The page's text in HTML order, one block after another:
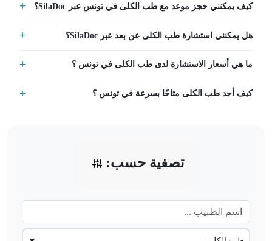
تصفية حسب:
كيف يمكنني حجز موعد مع طب الكلى في تونس عبر SilaDoc؟
هل يمكنني استشارة طب الكلى عن بعد عبر SilaDoc؟
ما هي أسعار الاستشارة لدى طب الكلى في تونس ؟
كيف أجد طب الكلى متاحًا بسرعة في تونس ؟